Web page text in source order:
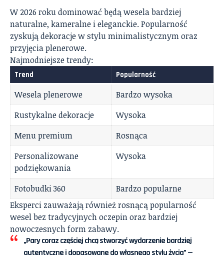
W 2026 roku dominować będą wesela bardziej
naturalne, kameralne i eleganckie. Popularność
zyskują dekoracje w stylu minimalistycznym oraz
przyjęcia plenerowe.
Najmodniejsze trendy:
Trend Popularność
Wesela plenerowe
Bardzo wysoka
Rustykalne dekoracje
Wysoka
Menu premium
Rosnąca
Personalizowane
podziękowania
Wysoka
Fotobudki 360
Bardzo popularne
Eksperci zauważają również rosnącą popularność
wesel bez tradycyjnych oczepin oraz bardziej
nowoczesnych form zabawy.
„Pary coraz częściej chcą stworzyć wydarzenie bardziej
autentyczne i dopasowane do własnego stylu życia” —